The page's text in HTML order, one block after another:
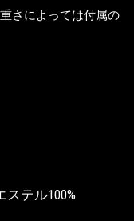
さによっては付属の
ステル100%